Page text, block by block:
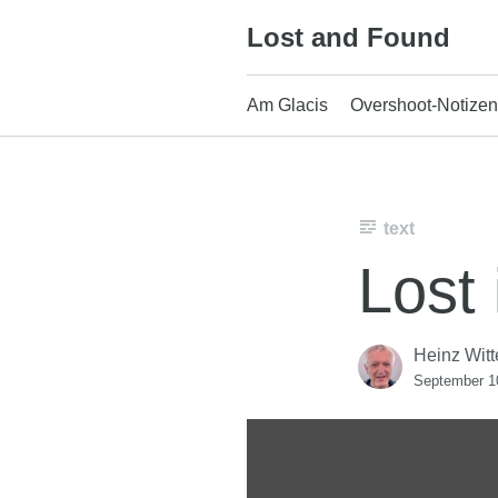
Lost and Found
Am Glacis Overshoot-Notizen
text
Lost
Heinz
September